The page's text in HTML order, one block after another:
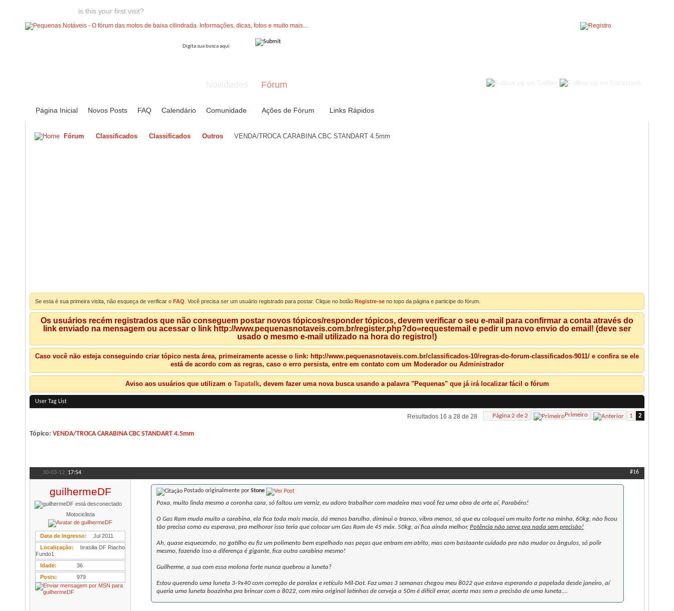
is this your first visit?
Fórum
Página Inicial Novos Posts FAQ Calendário Comunidade Ações de Fórum Links Rápidos
Fórum Classificados Classificados Outros VENDA/TROCA CARABINA CBC STANDART 4.5mm
Se esta é sua primeira visita, não esqueça de verificar o FAQ . Você precisa ser um usuário registrado para postar. Clique no botão Registre-se no topo da página e participe do fórum.
Os usuários recém registrados que não conseguem postar novos tópicos/responder tópicos, devem verificar o seu e-mail para confirmar a conta através do
link enviado na mensagem ou acessar o link http://www.pequenasnotaveis.com.br/register.php?do=requestemail e pedir um novo envio do email! (deve ser
usado o mesmo e-mail utilizado na hora do registro!)
Caso você não esteja conseguindo criar tópico nesta área, primeiramente acesse o link: http://www.pequenasnotaveis.com.br/classificados-10/regras-do-forum-classificados-9011/ e confira se ele
está de acordo com as regras, caso o erro persista, entre em contato com um Moderador ou Administrador
Aviso aos usuários que utilizam o Tapatalk, devem fazer uma nova busca usando a palavra "Pequenas" que já irá localizar fácil o fórum
User Tag List
Página 2 de 2 Primeiro 1 2
Resultados 16 a 28 de 28
Tópico: VENDA/TROCA CARABINA CBC STANDART 4.5mm
30-03-12, 17:54 #16
guilhermeDF
Motociclista
Data de Ingresso
Jul 2011
Localização
brasilia DF Riacho
Fundo1
Idade
36
Posts
979
Postado originalmente por Stone
Poxa, muito linda mesmo a coronha cara, só faltou um verniz, eu adoro trabalhar com madeira mas você fez uma obra de arte aí, Parabéns!
O Gas Ram muda muito a carabina, ela fica toda mais macia, dá menos barulho, diminui o tranco, vibra menos, só que eu coloquei um muito forte na minha, 60kg, não ficou
tão precisa como eu esperava, pra melhorar isso teria que colocar um Gas Ram de 45 máx. 50kg, aí fica ainda melhor, Potência não serve pra nada sem precisão!
Ah, quase esquecendo, no gatilho eu fiz um polimento bem espelhado nas peças que entram em atrito, mas com bastaante cuidado pra não mudar os ângulos, só polir
mesmo, fazendo isso a diferença é gigante, fica outra carabina mesmo!
Guilherme, a sua com essa molona forte nunca quebrou a luneta?
Estou querendo uma luneta 3-9x40 com correção de paralax e retículo Mil-Dot. Faz umas 3 semanas chegou meu 8022 que estava esperando a papelada desde janeiro, aí
queria uma luneta boazinha pra brincar com o 8022, com mira original latinhas de cerveja a 50m é difícil errar, acerta mas sem a precisão de uma luneta....